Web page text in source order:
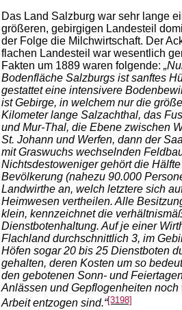
Das Land Salzburg war sehr lange
größeren, gebirgigen Landesteil
der Folge die Milchwirtschaft. Der
flachen Landesteil war wesentlich
Fakten um 1889 waren folgende:
Bodenfläche Salzburgs ist sanftes
gestattet eine intensivere
ist Gebirge, in welchem nur die
Kilometer lange Salzachthal, das
und Mur-Thal, die Ebene zwischen
St. Johann und Werfen, dann der
mit Graswuchs wechselnden
Nichtsdestoweniger gehört die
Bevölkerung (nahezu 90.000
Landwirthe an, welch letztere sich
Heimwesen vertheilen. Alle
klein, kennzeichnet die
Dienstbotenhaltung. Auf je einer
Flachland durchschnittlich 3, im
Höfen sogar 20 bis 25 Dienstboten
gehalten, deren Kosten um so
den gebotenen Sonn- und
Anlässen und Gepflogenheiten noch
Arbeit entzogen sind.“[3198]